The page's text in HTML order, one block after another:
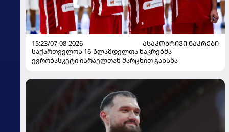
15:23/07-08-2026
ᲐᲡᲐᲙᲝᲑᲠᲘᲕᲘ ᲜᲐᲙᲠᲔᲑᲘ
საქართველოს 16-წლამდელთა ნაკრებმა
ევრობასკეტი ისრაელთან მარცხით გახსნა